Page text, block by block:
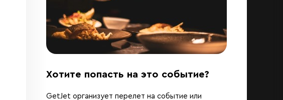
Хотите попасть на это событие?
GetJet организует перелет на событие или